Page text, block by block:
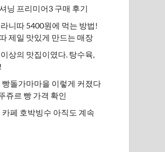
닝 프리미어3 구매 후기
니따 5400원에 먹는 방법!
제일 맛있게 만드는 매장
상의 맛집이였다. 탕수육,
빵돌가마마을 이렇게 커졌다
쥬르 빵 가격 확인
카페 호박빙수 아직도 계속